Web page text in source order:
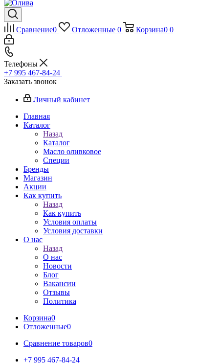
Сравнение0 Отложенные 0 Корзина0 0
Телефоны
+7 995 467‑84‑24
Заказать звонок
Личный кабинет
Главная
Каталог
Назад
Каталог
Масло оливковое
Специи
Бренды
Магазин
Акции
Как купить
Назад
Как купить
Условия оплаты
Условия доставки
О нас
Назад
О нас
Новости
Блог
Вакансии
Отзывы
Политика
Корзина0
Отложенные0
Сравнение товаров0
+7 995 467‑84‑24